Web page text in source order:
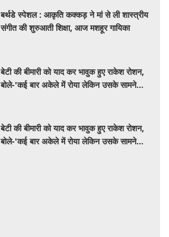
बर्थडे स्पेशल : आकृति कक्कड़ ने मां से ली शास्त्रीय
संगीत की शुरुआती शिक्षा, आज मशहूर गायिका
बेटी की बीमारी को याद कर भावुक हुए राकेश रोशन,
बोले-'कई बार अकेले में रोया लेकिन उसके सामने
बेटी की बीमारी को याद कर भावुक हुए राकेश रोशन,
बोले-'कई बार अकेले में रोया लेकिन उसके सामने